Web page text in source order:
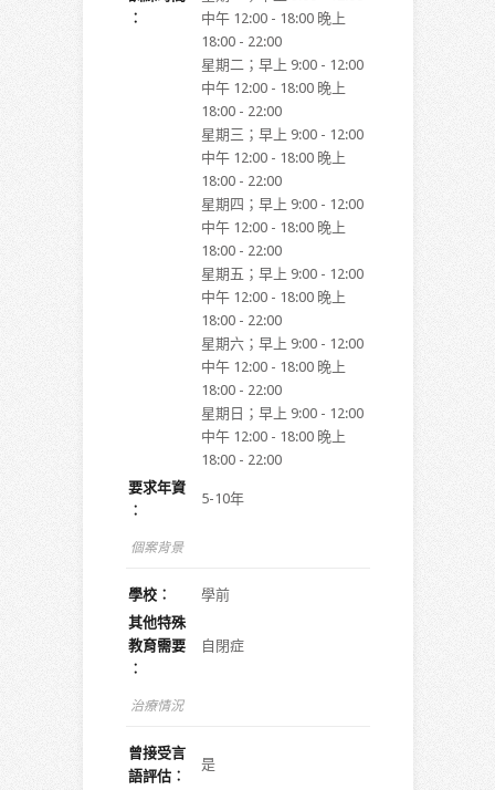
︰
中午 12:00 - 18:00 晚上
18:00 - 22:00
星期二；早上 9:00 - 12:00
中午 12:00 - 18:00 晚上
18:00 - 22:00
星期三；早上 9:00 - 12:00
中午 12:00 - 18:00 晚上
18:00 - 22:00
星期四；早上 9:00 - 12:00
中午 12:00 - 18:00 晚上
18:00 - 22:00
星期五；早上 9:00 - 12:00
中午 12:00 - 18:00 晚上
18:00 - 22:00
星期六；早上 9:00 - 12:00
中午 12:00 - 18:00 晚上
18:00 - 22:00
星期日；早上 9:00 - 12:00
中午 12:00 - 18:00 晚上
18:00 - 22:00
要求年資
︰
5-10年
個案背景
學校︰
學前
其他特殊
教育需要
︰
自閉症
治療情況
曾接受言
語評估︰
是